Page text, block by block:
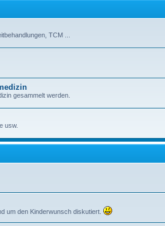
TCM ...
gesammelt werden.
usw.
um den Kinderwunsch diskutiert.